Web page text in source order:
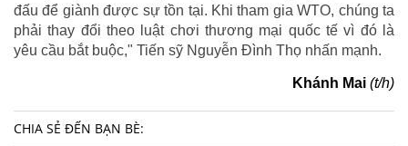
đấu để giành được sự tồn tại. Khi tham gia WTO, chúng ta
phải thay đổi theo luật chơi thương mại quốc tế vì đó là
yêu cầu bắt buộc," Tiến sỹ Nguyễn Đình Thọ nhấn mạnh.
Khánh Mai (t/h)
CHIA SẺ ĐẾN BẠN BÈ: